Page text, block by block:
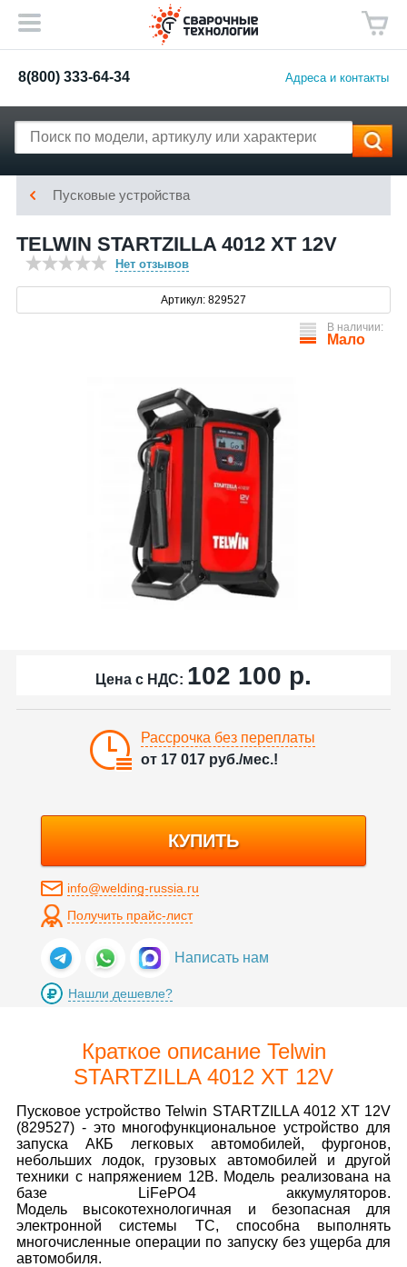
8(800) 333-64-34 Адреса и контакты
Пусковые устройства
TELWIN STARTZILLA 4012 XT 12V
Нет отзывов
Артикул: 829527
В наличии:
Мало
Цена с НДС: 102 100 р.
Рассрочка без переплаты
от 17 017 руб./мес.!
КУПИТЬ
info@welding-russia.ru
Получить прайс-лист
Написать нам
Нашли дешевле?
Краткое описание Telwin
STARTZILLA 4012 XT 12V
Пусковое устройство Telwin STARTZILLA 4012 XT 12V
(829527) - это многофункциональное устройство для
запуска АКБ легковых автомобилей, фургонов,
небольших лодок, грузовых автомобилей и другой
техники с напряжением 12В. Модель реализована на
базе LiFePO4 аккумуляторов.
Модель высокотехнологичная и безопасная для
электронной системы ТС, способна выполнять
многочисленные операции по запуску без ущерба для
автомобиля.